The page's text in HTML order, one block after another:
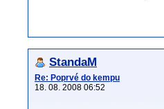
StandaM
Re: Poprvé do kempu
18. 08. 2008 06:52